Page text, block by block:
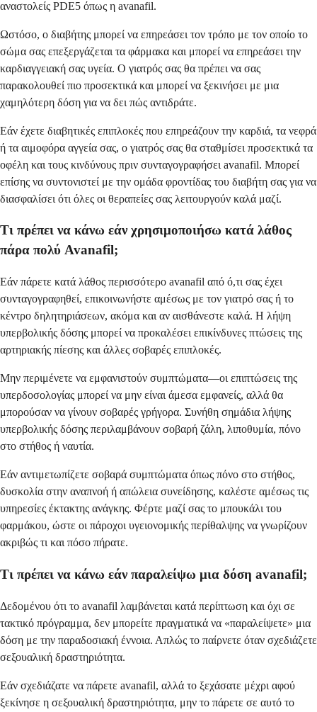
αναστολείς PDE5 όπως η avanafil.
Ωστόσο, ο διαβήτης μπορεί να επηρεάσει τον τρόπο με τον οποίο το
σώμα σας επεξεργάζεται τα φάρμακα και μπορεί να επηρεάσει την
καρδιαγγειακή σας υγεία. Ο γιατρός σας θα πρέπει να σας
παρακολουθεί πιο προσεκτικά και μπορεί να ξεκινήσει με μια
χαμηλότερη δόση για να δει πώς αντιδράτε.
Εάν έχετε διαβητικές επιπλοκές που επηρεάζουν την καρδιά, τα νεφρά
ή τα αιμοφόρα αγγεία σας, ο γιατρός σας θα σταθμίσει προσεκτικά τα
οφέλη και τους κινδύνους πριν συνταγογραφήσει avanafil. Μπορεί
επίσης να συντονιστεί με την ομάδα φροντίδας του διαβήτη σας για να
διασφαλίσει ότι όλες οι θεραπείες σας λειτουργούν καλά μαζί.
Τι πρέπει να κάνω εάν χρησιμοποιήσω κατά λάθος
πάρα πολύ Avanafil;
Εάν πάρετε κατά λάθος περισσότερο avanafil από ό,τι σας έχει
συνταγογραφηθεί, επικοινωνήστε αμέσως με τον γιατρό σας ή το
κέντρο δηλητηριάσεων, ακόμα και αν αισθάνεστε καλά. Η λήψη
υπερβολικής δόσης μπορεί να προκαλέσει επικίνδυνες πτώσεις της
αρτηριακής πίεσης και άλλες σοβαρές επιπλοκές.
Μην περιμένετε να εμφανιστούν συμπτώματα—οι επιπτώσεις της
υπερδοσολογίας μπορεί να μην είναι άμεσα εμφανείς, αλλά θα
μπορούσαν να γίνουν σοβαρές γρήγορα. Συνήθη σημάδια λήψης
υπερβολικής δόσης περιλαμβάνουν σοβαρή ζάλη, λιποθυμία, πόνο
στο στήθος ή ναυτία.
Εάν αντιμετωπίζετε σοβαρά συμπτώματα όπως πόνο στο στήθος,
δυσκολία στην αναπνοή ή απώλεια συνείδησης, καλέστε αμέσως τις
υπηρεσίες έκτακτης ανάγκης. Φέρτε μαζί σας το μπουκάλι του
φαρμάκου, ώστε οι πάροχοι υγειονομικής περίθαλψης να γνωρίζουν
ακριβώς τι και πόσο πήρατε.
Τι πρέπει να κάνω εάν παραλείψω μια δόση avanafil;
Δεδομένου ότι το avanafil λαμβάνεται κατά περίπτωση και όχι σε
τακτικό πρόγραμμα, δεν μπορείτε πραγματικά να «παραλείψετε» μια
δόση με την παραδοσιακή έννοια. Απλώς το παίρνετε όταν σχεδιάζετε
σεξουαλική δραστηριότητα.
Εάν σχεδιάζατε να πάρετε avanafil, αλλά το ξεχάσατε μέχρι αφού
ξεκίνησε η σεξουαλική δραστηριότητα, μην το πάρετε σε αυτό το